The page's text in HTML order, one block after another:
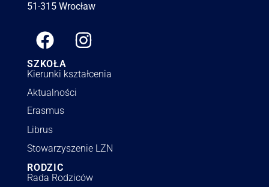
51-315 Wrocław
SZKOŁA
Kierunki kształcenia
Aktualności
Erasmus
Librus
Stowarzyszenie LZN
RODZIC
Rada Rodziców